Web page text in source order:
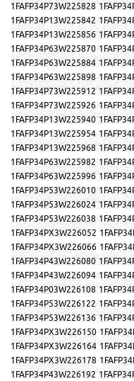
1FAFP34P73W225828
1FAFP34P13W225842
1FAFP34P13W225856
1FAFP34P63W225870
1FAFP34P63W225884
1FAFP34P63W225898
1FAFP34P73W225912
1FAFP34P73W225926
1FAFP34P13W225940
1FAFP34P13W225954
1FAFP34P13W225968
1FAFP34P63W225982
1FAFP34P63W225996
1FAFP34P53W226010
1FAFP34P53W226024
1FAFP34P53W226038
1FAFP34PX3W226052
1FAFP34PX3W226066
1FAFP34P43W226080
1FAFP34P43W226094
1FAFP34P03W226108
1FAFP34P53W226122
1FAFP34P53W226136
1FAFP34PX3W226150
1FAFP34PX3W226164
1FAFP34PX3W226178
1FAFP34P43W226192